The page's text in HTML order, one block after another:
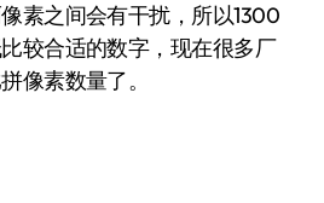
素之间会有干扰，所以1300
较合适的数字，现在很多厂
像素数量了。